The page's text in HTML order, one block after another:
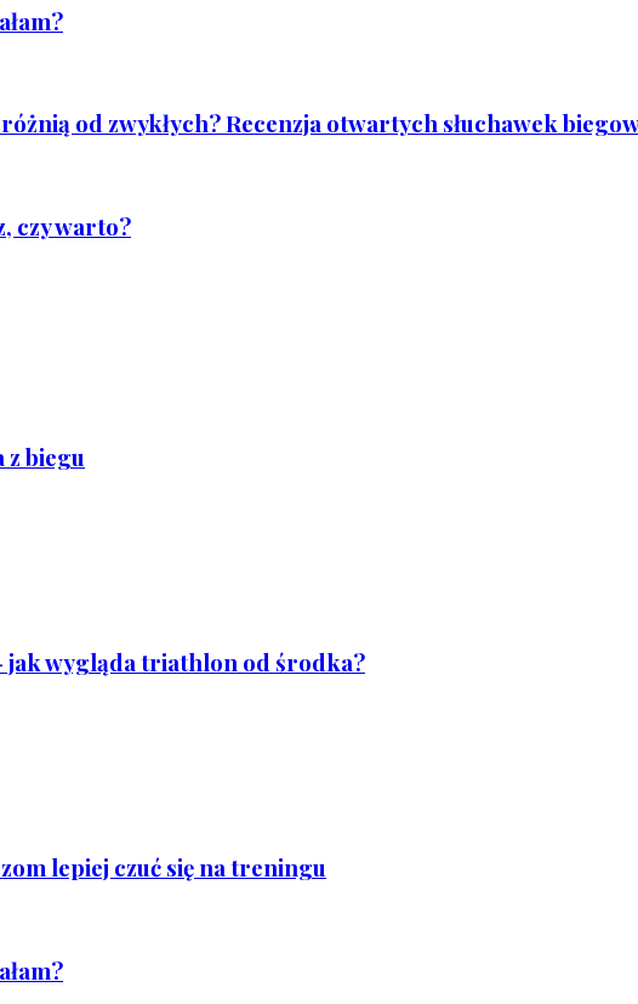
od zwykłych? Recenzja otwartych słuchawek
czy warto?
z biegu
jak wygląda triathlon od środka?
lepiej czuć się na treningu